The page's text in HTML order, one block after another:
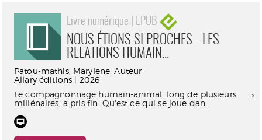
Livre numérique | EPUB
NOUS ÉTIONS SI PROCHES - LES
RELATIONS HUMAIN...
Patou-mathis, Marylene. Auteur
Allary éditions | 2026
Le compagnonnage humain-animal, long de plusieurs
millénaires, a pris fin. Qu'est ce qui se joue dan...